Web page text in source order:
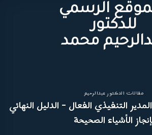
مقالات الدكتور عبدالرحيم
التنفيذي الفعال – الدليل النهائي
الأشياء الصحيحة